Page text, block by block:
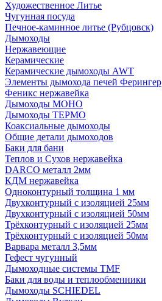
Художественное Литье
Чугунная посуда
Печное-каминное литье (Рубцовск)
Дымоходы
Нержавеющие
Керамические
Керамические дымоходы AWT
Элементы дымохода печей Ферингер
Феникс нержавейка
Дымоходы МОНО
Дымоходы ТЕРМО
Коаксиальные дымоходы
Общие детали дымоходов
Баки для бани
Теплов и Сухов нержавейка
DARCO металл 2мм
КДМ нержавейка
Одноконтурный толщина 1 мм
Двухконтурный с изоляцией 25мм
Двухконтурный с изоляцией 50мм
Трёхконтурный с изоляцией 25мм
Трёхконтурный с изоляцией 50мм
Варвара металл 3,5мм
Гефест чугунный
Дымоходные системы TMF
Баки для воды и теплообменники
Дымоходы SCHIEDEL